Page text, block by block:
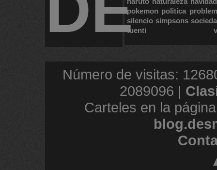
pokemon politica
silencio simpsons
tuenti
Número de visitas:
2089096 |
Carteles en la